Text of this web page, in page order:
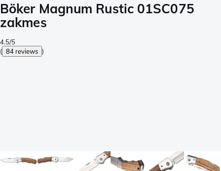
Böker Magnum Rustic 01SC075
zakmes
4.5/5
( 84 reviews )